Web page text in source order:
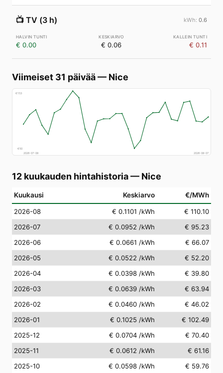
📺 TV (3 h) 0.6
€ 0.00 € 0.06 € 0.11
Viimeiset 31 päivää— Nice
€153
€50
2026-07-08
2026-08-07
12 kuukauden hintahistoria— Nice
Kuukausi Keskiarvo €/MWh
2026-08 € 0.1101 /kWh
€ 110.10
2026-07
€ 0.0952 /kWh
€ 95.23
2026-06
€ 0.0661 /kWh
€ 66.07
2026-05
€ 0.0522 /kWh
€ 52.20
2026-04
€ 0.0398 /kWh
€ 39.80
2026-03
€ 0.0639 /kWh
€ 63.94
2026-02
€ 0.0460 /kWh
€ 46.02
2026-01
€ 0.1025 /kWh
€ 102.49
2025-12
€ 0.0704 /kWh
€ 70.40
2025-11
€ 0.0612 /kWh
€ 61.16
2025-10
€ 0.0598 /kWh
€ 59.76